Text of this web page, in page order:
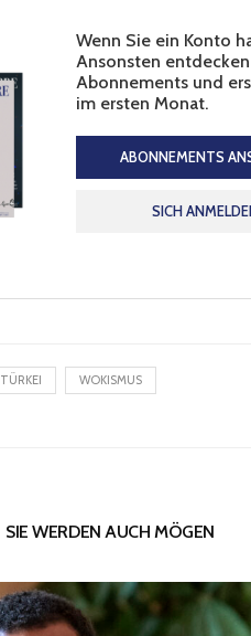
Wenn Sie ein Konto
Ansonsten
Abonnements und
im ersten Monat.
ABONNEMENTS
SICH
TÜRKEI WOKISMUS
SIE WERDEN AUCH MÖGEN